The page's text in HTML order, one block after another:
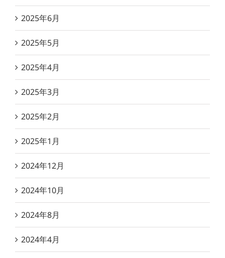
2025年6月
2025年5月
2025年4月
2025年3月
2025年2月
2025年1月
2024年12月
2024年10月
2024年8月
2024年4月